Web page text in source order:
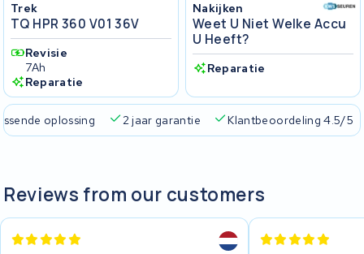
Trek
TQ HPR 360 V01 36V
Revisie
7Ah
Reparatie
Nakijken
Weet U Niet Welke Accu
U Heeft?
Reparatie
oplossing 2 jaar garantie Klantbeoordeling 4.5/5
Reviews from our customers